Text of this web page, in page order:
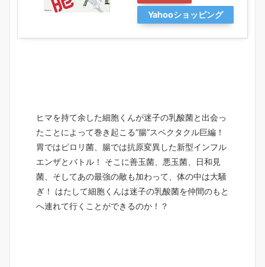
Yahooショッピング
ヒマを持て余した細胞くんが迷子の乳酸菌と出会っ
たことによって巻き起こる“腸”スペクタクル巨編！
胃ではピロリ菌、腸では抗原変異した新型インフル
エンザとバトル！ そこに善玉菌、悪玉菌、日和見
菌、そしてあの最強の敵も加わって、体の中は大騒
ぎ！ はたして細胞くんは迷子の乳酸菌を仲間のもと
へ連れて行くことができるのか！？